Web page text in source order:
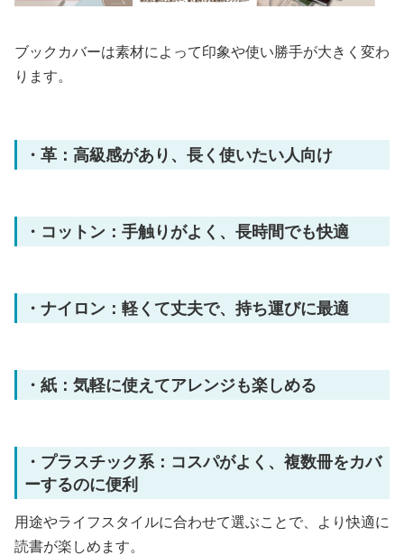
ブックカバーは素材によって印象や使い勝手が大きく変わ
ります。
・革：高級感があり、長く使いたい人向け
・コットン：手触りがよく、長時間でも快適
・ナイロン：軽くて丈夫で、持ち運びに最適
・紙：気軽に使えてアレンジも楽しめる
・プラスチック系：コスパがよく、複数冊をカバ
ーするのに便利
用途やライフスタイルに合わせて選ぶことで、より快適に
読書が楽しめます。